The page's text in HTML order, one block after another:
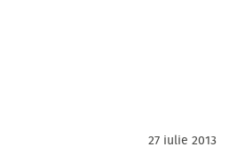
27 iulie 2013